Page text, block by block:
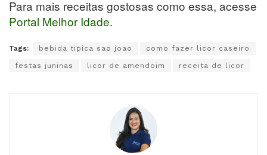
Para mais receitas gostosas como essa, acesse
Portal Melhor Idade.
Tags: bebida tipica sao joao como fazer licor caseiro
festas juninas licor de amendoim receita de licor